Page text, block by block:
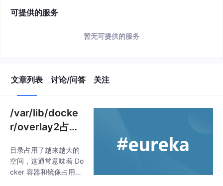
可提供的服务
暂无可提供的服务
文章列表 讨论/问答 关注
/var/lib/docke
r/overlay2占用
目录占用了越来越大的
空间，这通常意味着 Do
cker 容器和镜像占用了